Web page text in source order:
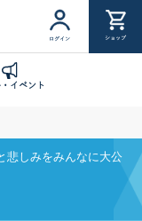
ログイン ショップ
イベント
悲しみをみんなに大公